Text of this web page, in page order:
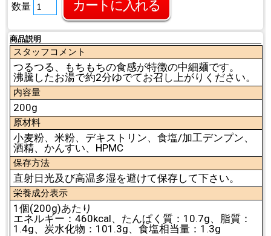
数量
商品説明
スタッフコメント
つるつる、もちもちの食感が特徴の中細麺です。
沸騰したお湯で約2分ゆでてお召し上がりください。
内容量
200g
原材料
小麦粉、米粉、デキストリン、食塩/加工デンプン、
酒精、かんすい、HPMC
保存方法
直射日光及び高温多湿を避けて保存して下さい。
栄養成分表示
1個(200g)あたり
エネルギー：460kcal、たんぱく質：10.7g、脂質：
1.4g、炭水化物：101.3g、食塩相当量：1.3g